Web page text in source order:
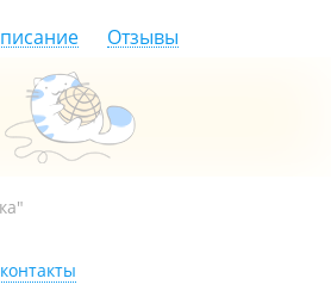
Отзывы
пр-т 100-летия Владивостока,
й цех, 1-й этаж